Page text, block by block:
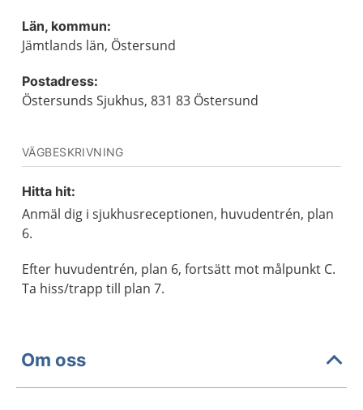
Län, kommun:
Jämtlands län, Östersund
Postadress:
Östersunds Sjukhus, 831 83 Östersund
VÄGBESKRIVNING
Hitta hit:
Anmäl dig i sjukhusreceptionen, huvudentrén, plan
6.
Efter huvudentrén, plan 6, fortsätt mot målpunkt C.
Ta hiss/trapp till plan 7.
Om oss